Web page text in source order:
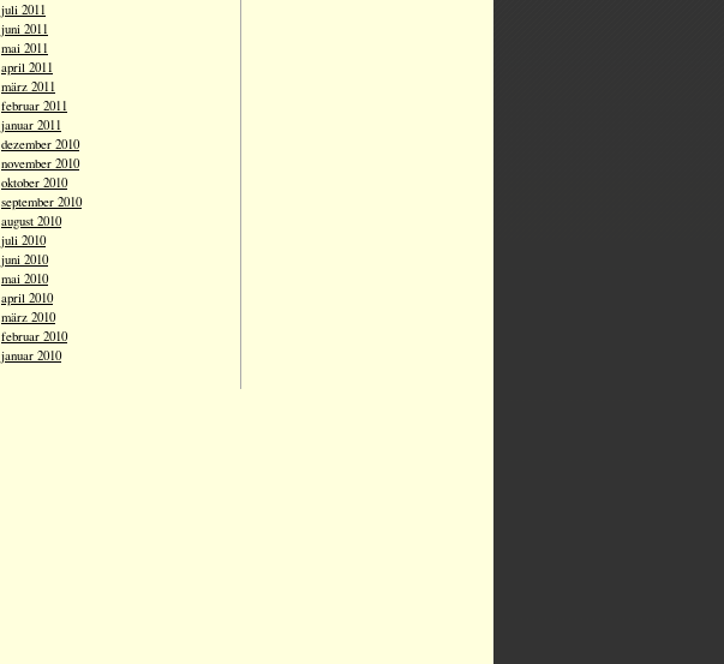
juli 2011
juni 2011
mai 2011
april 2011
märz 2011
februar 2011
januar 2011
dezember 2010
november 2010
oktober 2010
september 2010
august 2010
juli 2010
juni 2010
mai 2010
april 2010
märz 2010
februar 2010
januar 2010